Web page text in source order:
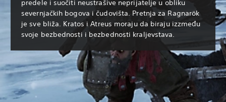
predele i suočiti neustrašive neprijatelje u obliku
severnjačkih bogova i čudovišta. Pretnja za Ragnarök
je sve bliža. Kratos i Atreus moraju da biraju izzmeđu
svoje bezbednosti i bezbednosti kraljevstava.